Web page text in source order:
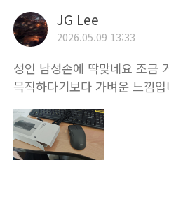
JG Lee
2026.05.09 13:33
성인 남성손에 딱맞네요 조금
믁직하다기보다 가벼운 느낌